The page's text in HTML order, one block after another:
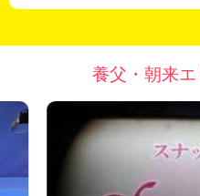
養父・朝来